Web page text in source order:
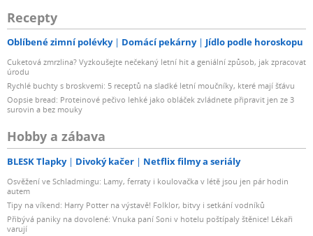
Recepty
Oblíbené zimní polévky Domácí pekárny Jídlo podle horoskopu
Cuketová zmrzlina? Vyzkoušejte nečekaný letní hit a geniální způsob, jak zpracovat
úrodu
Rychlé buchty s broskvemi: 5 receptů na sladké letní moučníky, které mají šťávu
Oopsie bread: Proteinové pečivo lehké jako obláček zvládnete připravit jen ze 3
surovin a bez mouky
Hobby a zábava
BLESK Tlapky Divoký kačer Netflix filmy a seriály
Osvěžení ve Schladmingu: Lamy, ferraty i koulovačka v létě jsou jen pár hodin
autem
Tipy na víkend: Harry Potter na výstavě! Folklor, bitvy i setkání vodníků
Přibývá paniky na dovolené: Vnuka paní Soni v hotelu poštípaly štěnice! Lékaři
varují